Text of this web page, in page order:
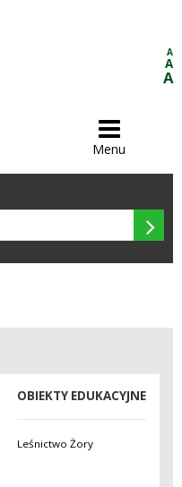
A
A
A

Menu

OBIEKTY EDUKACYJNE
Leśnictwo Żory